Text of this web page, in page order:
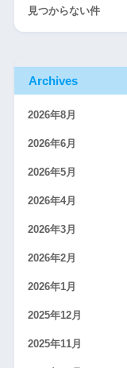
見つからない件
Archives
2026年8月
2026年6月
2026年5月
2026年4月
2026年3月
2026年2月
2026年1月
2025年12月
2025年11月